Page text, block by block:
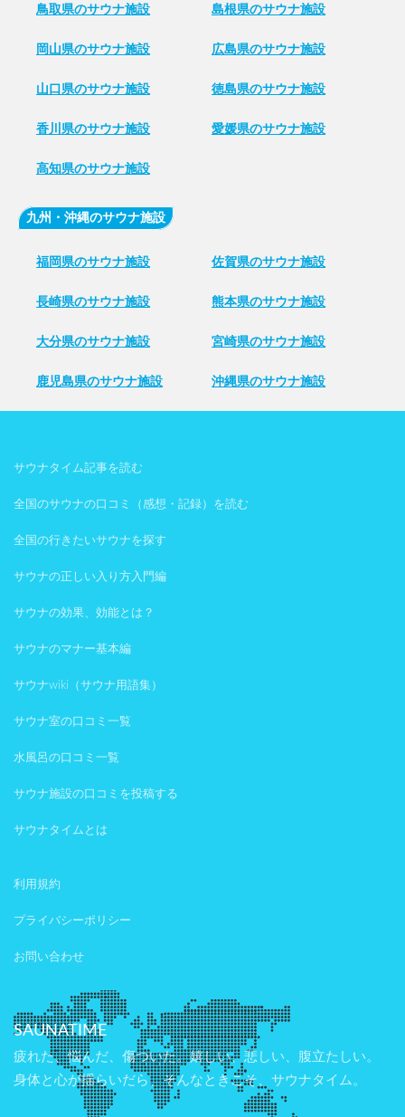
鳥取県のサウナ施設 島根県のサウナ施設
岡山県のサウナ施設 広島県のサウナ施設
山口県のサウナ施設 徳島県のサウナ施設
香川県のサウナ施設 愛媛県のサウナ施設
高知県のサウナ施設
九州・沖縄のサウナ施設
福岡県のサウナ施設 佐賀県のサウナ施設
長崎県のサウナ施設 熊本県のサウナ施設
大分県のサウナ施設 宮崎県のサウナ施設
鹿児島県のサウナ施設 沖縄県のサウナ施設
サウナタイム記事を読む
全国のサウナの口コミ（感想・記録）を読む
全国の行きたいサウナを探す
サウナの正しい入り方入門編
サウナの効果、効能とは？
サウナのマナー基本編
サウナwiki（サウナ用語集）
サウナ室の口コミ一覧
水風呂の口コミ一覧
サウナ施設の口コミを投稿する
サウナタイムとは
利用規約
プライバシーポリシー
お問い合わせ
SAUNATIME
疲れた、悩んだ、傷ついた。嬉しい、悲しい、腹立たしい。
身体と心が揺らいだら、そんなときこそ、サウナタイム。